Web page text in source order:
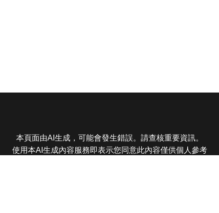
本頁面由AI生成，可能會發生錯誤。請查核重要資訊。
使用本AI生成內容服務即表示您同意此內容僅供個人參考